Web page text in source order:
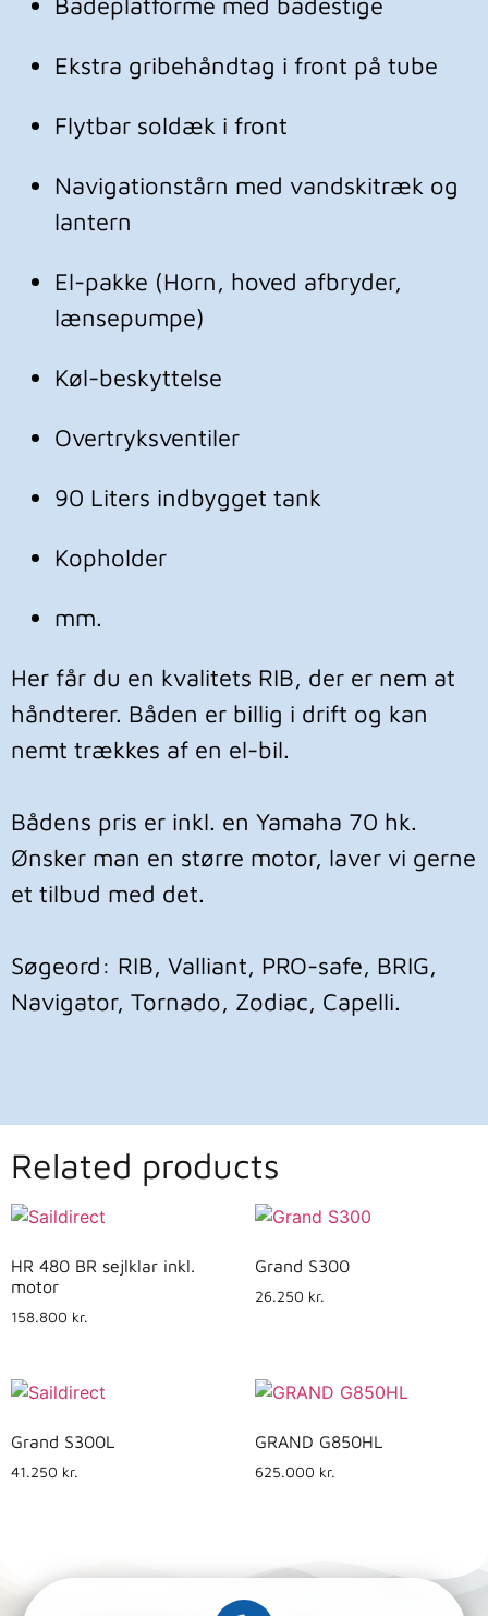
Ekstra gribehåndtag i front på tube
Flytbar soldæk i front
Navigationstårn med vandskitræk og
lantern
El-pakke (Horn, hoved afbryder,
lænsepumpe)
Køl-beskyttelse
Overtryksventiler
90 Liters indbygget tank
Kopholder
mm.
Her får du en kvalitets RIB, der er nem at
håndterer. Båden er billig i drift og kan
nemt trækkes af en el-bil.
Bådens pris er inkl. en Yamaha 70 hk.
Ønsker man en større motor, laver vi gerne
et tilbud med det.
Søgeord: RIB, Valliant, PRO-safe, BRIG,
Navigator, Tornado, Zodiac, Capelli.
Related products
HR 480 BR sejlklar inkl.
motor
158.800 kr.
Grand S300
26.250 kr.
Grand S300L
41.250 kr.
GRAND G850HL
625.000 kr.